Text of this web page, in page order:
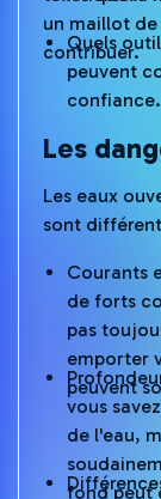
un maillot
contribuer.
Quels
peuvent
confiance.
Les
Les eaux
sont
Courants
de forts
pas
emporter
peuvent
vous
de l'eau,
fond peut